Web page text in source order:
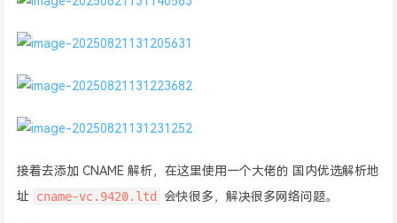
接着去添加 CNAME 解析，在这里使用一个大佬的 国内优选解析地
址
cname-vc.9420.ltd 会快很多，解决很多网络问题。